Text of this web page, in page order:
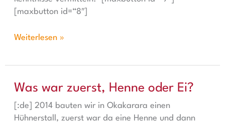
[maxbutton id=“8″]
Weiterlesen »
Was war zuerst, Henne oder Ei?
[:de] 2014 bauten wir in Okakarara einen
Hühnerstall, zuerst war da eine Henne und dann
Was war zuerst, Henne oder Ei?